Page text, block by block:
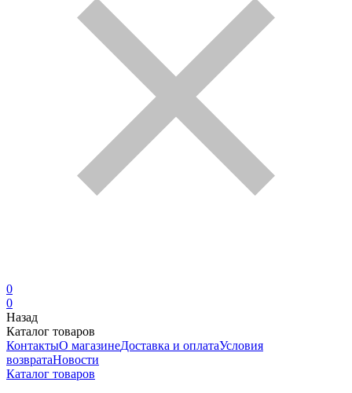
0
0
Назад
Каталог товаров
КонтактыО магазинеДоставка и оплатаУсловия
возвратаНовости
Каталог товаров